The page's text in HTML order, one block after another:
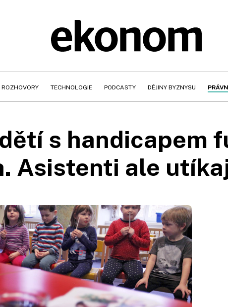
ROZHOVORY TECHNOLOGIE PODCASTY DĚJINY BYZNYSU
s handicapem
Asistenti ale